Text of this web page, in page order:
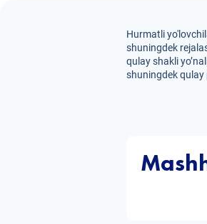
Hurmatli
shuningdek
qulay shakli
shuningdek